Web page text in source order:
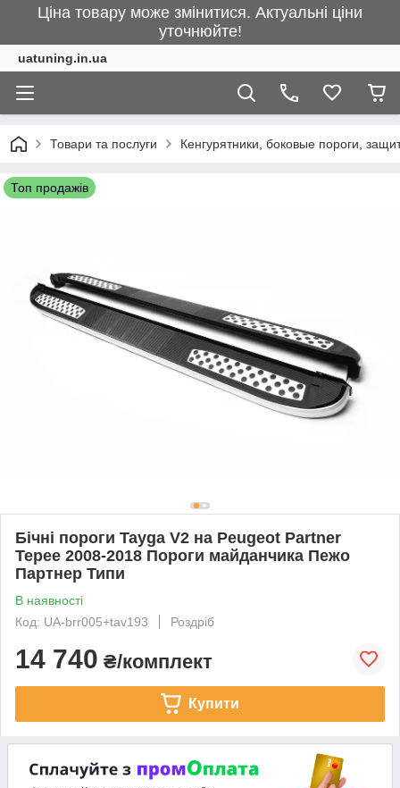
Ціна товару може змінитися. Актуальні ціни
уточнюйте!
uatuning.in.ua
Товари та послуги Кенгурятники, боковые пороги,
Топ продажів
Бічні пороги Tayga V2 на Peugeot Partner
Tepee 2008-2018 Пороги майданчика Пежо
Партнер Типи
В наявності
Код: UA-brr005+tav193
Роздріб
14 740 ₴/комплект
Купити